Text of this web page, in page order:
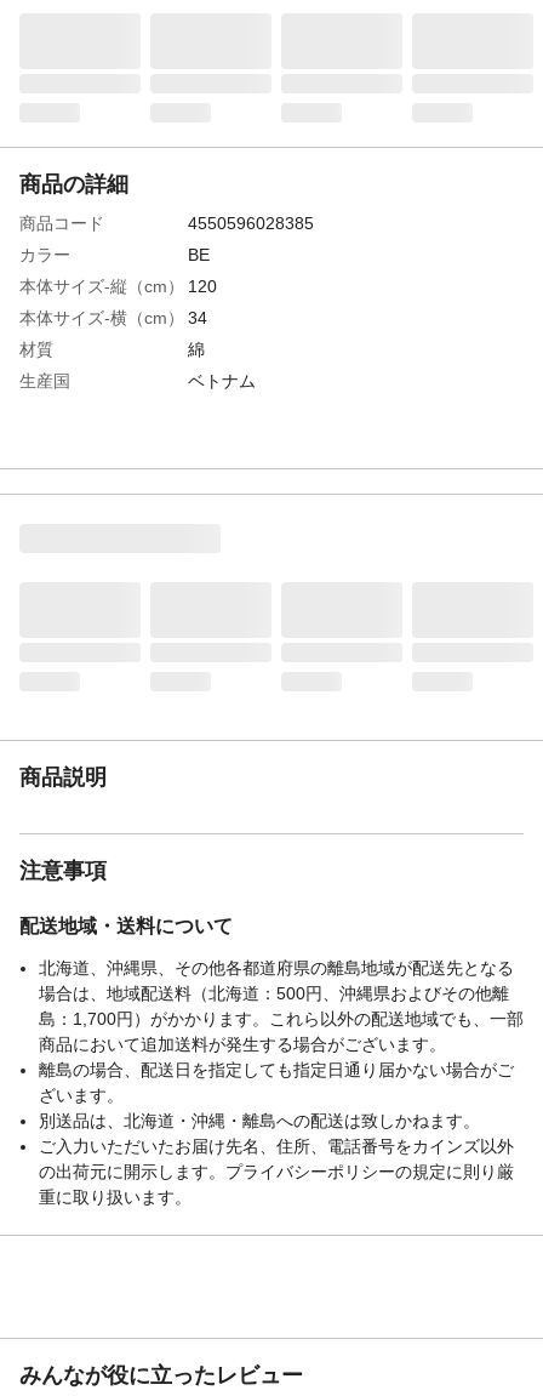
商品の詳細
商品コード
4550596028385
カラー
BE
本体サイズ-縦（cm）
120
本体サイズ-横（cm）
34
材質
綿
生産国
ベトナム
商品説明
注意事項
配送地域・送料について
北海道、沖縄県、その他各都道府県の離島地域が配送先となる
場合は、地域配送料（北海道：500円、沖縄県およびその他離
島：1,700円）がかかります。これら以外の配送地域でも、一部
商品において追加送料が発生する場合がございます。
離島の場合、配送日を指定しても指定日通り届かない場合がご
ざいます。
別送品は、北海道・沖縄・離島への配送は致しかねます。
ご入力いただいたお届け先名、住所、電話番号をカインズ以外
の出荷元に開示します。プライバシーポリシーの規定に則り厳
重に取り扱います。
みんなが役に立ったレビュー